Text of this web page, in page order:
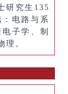
研究生135
电路与系
子学、制
理。